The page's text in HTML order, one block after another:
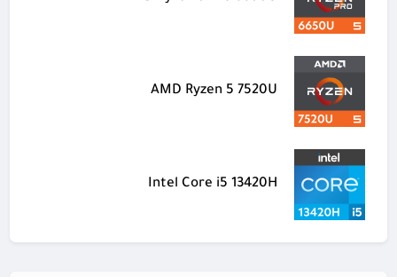
AMD Ryzen 5 7520U
Intel Core i5 13420H